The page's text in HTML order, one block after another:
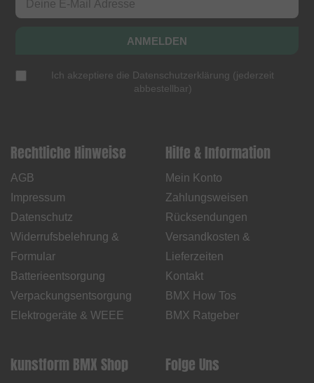
ANMELDEN
Ich akzeptiere die Datenschutzerklärung (jederzeit
abbestellbar)
Rechtliche Hinweise
AGB
Impressum
Datenschutz
Widerrufsbelehrung &
Formular
Batterieentsorgung
Verpackungsentsorgung
Elektrogeräte & WEEE
Hilfe & Information
Mein Konto
Zahlungsweisen
Rücksendungen
Versandkosten &
Lieferzeiten
Kontakt
BMX How Tos
BMX Ratgeber
kunstform BMX Shop Folge Uns